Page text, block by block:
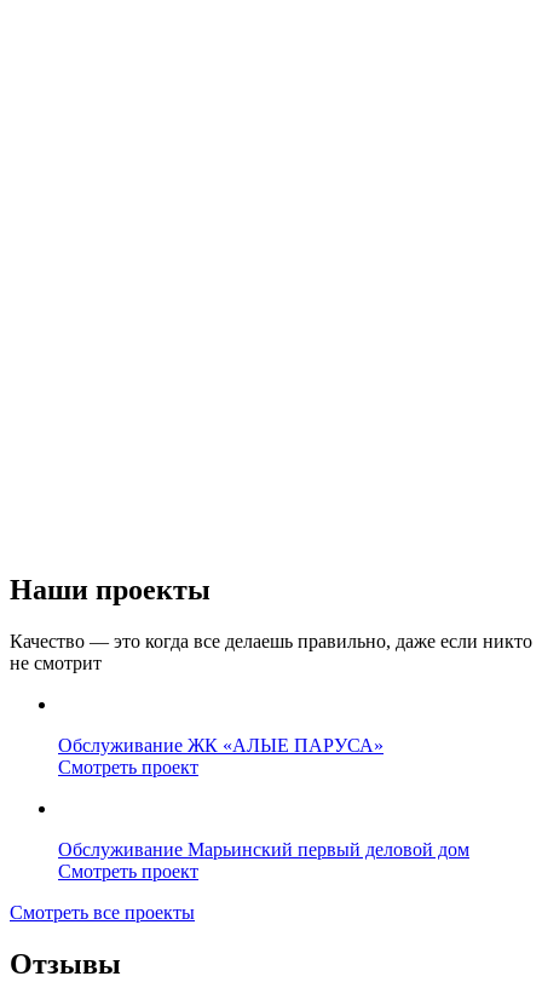
Наши проекты
Качество — это когда все делаешь правильно, даже если никто
не смотрит
Обслуживание ЖК «АЛЫЕ ПАРУСА»
Смотреть проект
Обслуживание Марьинский первый деловой дом
Смотреть проект
Смотреть все проекты
Отзывы